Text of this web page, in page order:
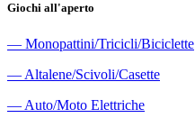
Giochi all'aperto
― Monopattini/Tricicli/Biciclette
― Altalene/Scivoli/Casette
― Auto/Moto Elettriche